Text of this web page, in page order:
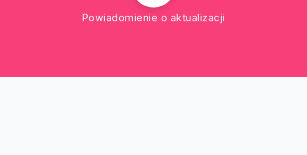
Powiadomienie o aktualizacji